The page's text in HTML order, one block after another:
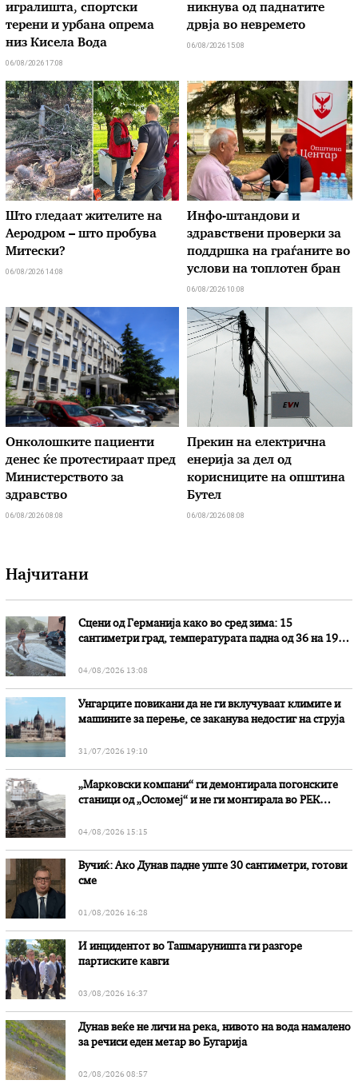
игралишта, спортски
терени и урбана опрема
низ Кисела Вода
06/08/2026 17:08
никнува од паднатите
дрвја во невремето
06/08/2026 15:08
Што гледаат жителите на
Аеродром – што пробува
Митески?
06/08/2026 14:08
Инфо-штандови и
здравствени проверки за
поддршка на граѓаните во
услови на топлотен бран
06/08/2026 10:08
Онколошките пациенти
денес ќе протестираат пред
Министерството за
здравство
06/08/2026 08:08
Прекин на електрична
енерија за дел од
корисниците на општина
Бутел
06/08/2026 08:08
Најчитани
Сцени од Германија како во сред зима: 15
сантиметри град, температурата падна од 36 на 19
04/08/2026 13:08
Унгарците повикани да не ги вклучуваат климите и
машините за перење, се заканува недостиг на струја
31/07/2026 19:10
„Марковски компани“ ги демонтирала погонските
станици од „Осломеј“ и не ги монтирала во РЕК
04/08/2026 15:15
Вучиќ: Ако Дунав падне уште 30 сантиметри, готови
сме
01/08/2026 16:28
И инцидентот во Ташмаруништa ги разгоре
партиските кавги
03/08/2026 16:37
Дунав веќе не личи на река, нивото на вода намалено
за речиси еден метар во Бугарија
02/08/2026 08:57